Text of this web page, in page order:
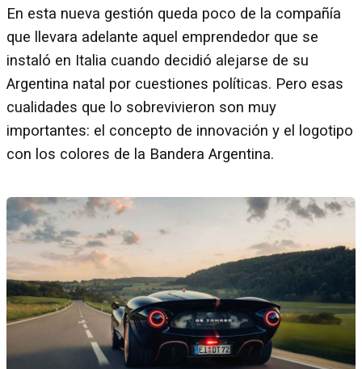
En esta nueva gestión queda poco de la compañía
que llevara adelante aquel emprendedor que se
instaló en Italia cuando decidió alejarse de su
Argentina natal por cuestiones políticas. Pero esas
cualidades que lo sobrevivieron son muy
importantes: el concepto de innovación y el logotipo
con los colores de la Bandera Argentina.